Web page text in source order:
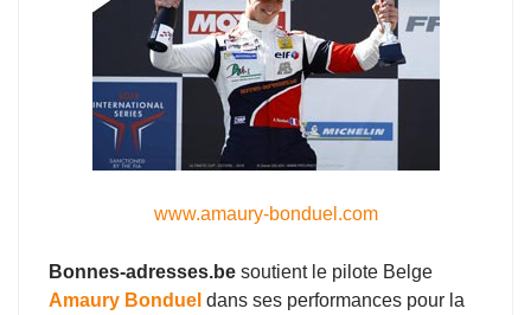
www.amaury-bonduel.com
Bonnes-adresses.be soutient le pilote Belge
Amaury Bonduel dans ses performances pour la